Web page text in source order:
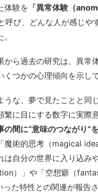
体験を 「異常体験（
呼び、どんな人が感じや
から過去の研究は、異常
つかの心理傾向を示し
うな、夢で見たことと同
繁に目にする数字に実際
の間に“意味のつながり”
魔術的思考（magical
は自分の世界に入り込み
）」や「空想癖（
た特性との関連が報告